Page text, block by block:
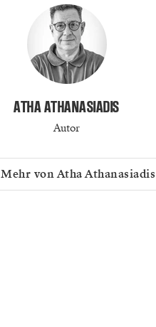
ATHA ATHANASIADIS
Autor
Mehr von Atha Athanasiadis